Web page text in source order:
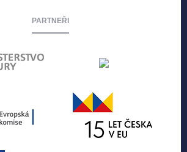
PARTNEŘI